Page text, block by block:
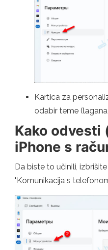
Kartica za
odabir teme
Kako odvesti
iPhone s
Da biste to učinili,
"Komunikacija s